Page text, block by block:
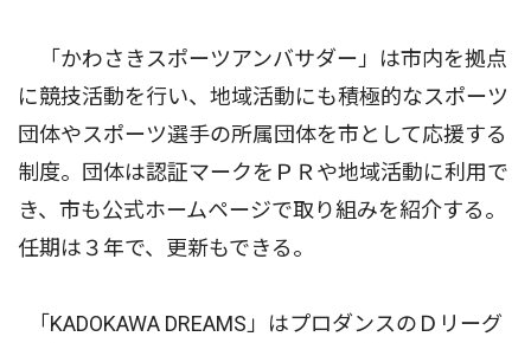
「かわさきスポーツアンバサダー」は市内を拠点
に競技活動を行い、地域活動にも積極的なスポーツ
団体やスポーツ選手の所属団体を市として応援する
制度。団体は認証マークをＰＲや地域活動に利用で
き、市も公式ホームページで取り組みを紹介する。
任期は３年で、更新もできる。
｢KADOKAWA DREAMS」はプロダンスのＤリーグ